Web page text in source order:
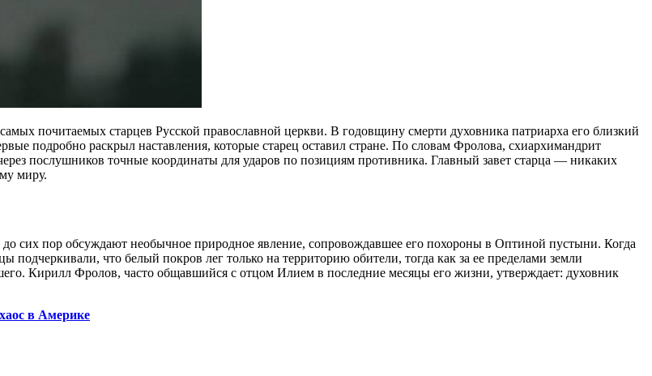
почитаемых старцев Русской православной церкви. В годовщину смерти духовника патриарха его близкий
подробно раскрыл наставления, которые старец оставил стране. По словам Фролова, схиархимандрит
послушников точные координаты для ударов по позициям противника. Главный завет старца — никаких
миру.
сих пор обсуждают необычное природное явление, сопровождавшее его похороны в Оптиной пустыни. Когда
что белый покров лег только на территорию обители, тогда как за ее пределами земли
Кирилл Фролов, часто общавшийся с отцом Илием в последние месяцы его жизни, утверждает: духовник
в Америке